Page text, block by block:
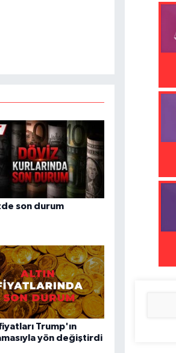
son durum
Trump'ın
yön değiştirdi